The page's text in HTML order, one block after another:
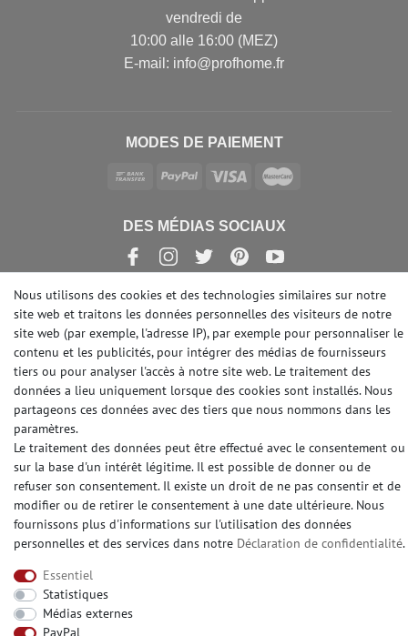
vendredi de
10:00 alle 16:00 (MEZ)
E-mail: info@profhome.fr
MODES DE PAIEMENT
DES MÉDIAS SOCIAUX
© Copyright 2026 | e-Delux GmbH
Nous utilisons des cookies et des technologies similaires sur notre
site web et traitons les données personnelles des visiteurs de notre
site web (par exemple, l'adresse IP), par exemple pour personnaliser le
contenu et les publicités, pour intégrer des médias de fournisseurs
tiers ou pour analyser l'accès à notre site web. Le traitement des
données a lieu uniquement lorsque des cookies sont installés. Nous
partageons ces données avec des tiers que nous nommons dans les
paramètres.
Le traitement des données peut être effectué avec le consentement ou
sur la base d'un intérêt légitime. Il est possible de donner ou de
refuser son consentement. Il existe un droit de ne pas consentir et de
modifier ou de retirer le consentement à une date ultérieure. Nous
fournissons plus d'informations sur l'utilisation des données
personnelles et des services dans notre Déclaration de confidentialité.
Essentiel
Statistiques
Médias externes
PayPal